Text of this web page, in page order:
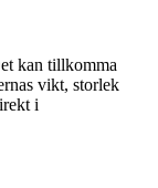
kan tillkomma
vikt, storlek
i